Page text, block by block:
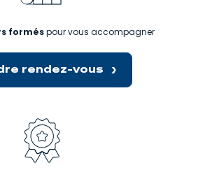
forméspour vous accompagner
rendez-vous